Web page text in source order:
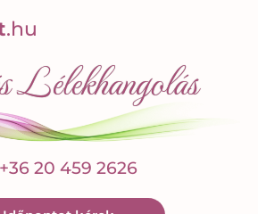
.hu
Lélekhangolás
+36 20 459 2626